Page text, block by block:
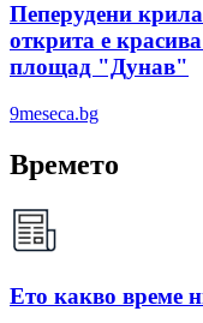
Пеперудени
открита е
площад "Дунав"
9meseca.bg
Времето
Ето какво време